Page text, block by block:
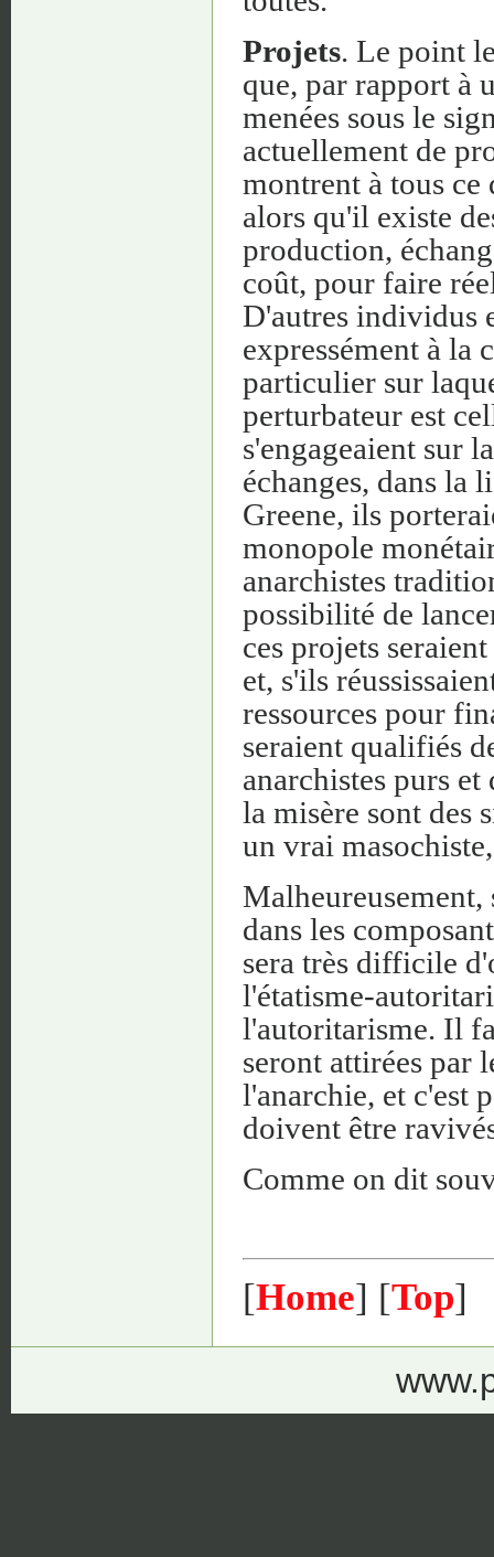
Projets. Le point
que, par rapport à
menées sous le
actuellement de
montrent à tous ce
alors qu'il existe
production,
coût, pour faire
D'autres individus
expressément à la
particulier sur
perturbateur est
s'engageaient sur
échanges, dans la
Greene, ils
monopole
anarchistes
possibilité de
ces projets
et, s'ils
ressources pour
seraient qualifiés
anarchistes purs
la misère sont des
un vrai
Malheureusement,
dans les
sera très difficile
l'étatisme-
l'autoritarisme. Il
seront attirées par
l'anarchie, et c'est
doivent être
Comme on dit
[Home] [Top]